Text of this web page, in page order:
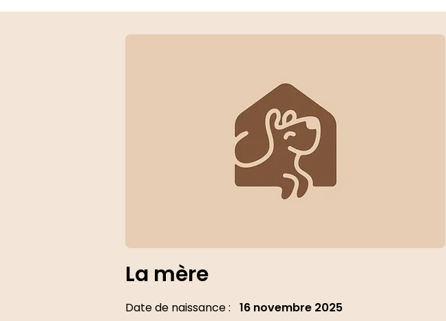
La mère
Date de naissance :
16 novembre 2025